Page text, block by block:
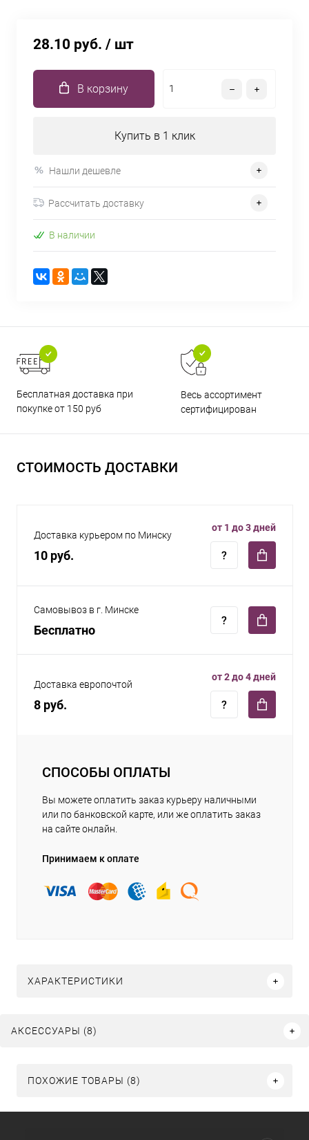
28.10 руб. / шт
В корзину
Купить в 1 клик
Нашли дешевле
Рассчитать доставку
В наличии
Бесплатная доставка при
покупке от 150 руб
Весь ассортимент
сертифицирован
СТОИМОСТЬ ДОСТАВКИ
Доставка курьером по Минску
10 руб.
от 1 до 3 дней
Самовывоз в г. Минске
Бесплатно
Доставка европочтой
8 руб.
от 2 до 4 дней
СПОСОБЫ ОПЛАТЫ
Вы можете оплатить заказ курьеру наличными
или по банковской карте, или же оплатить заказ
на сайте онлайн.
Принимаем к оплате
ХАРАКТЕРИСТИКИ
АКСЕССУАРЫ (8)
ПОХОЖИЕ ТОВАРЫ (8)